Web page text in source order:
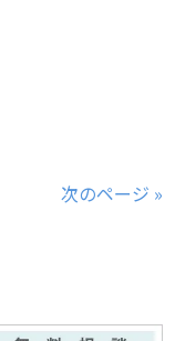
次のページ »